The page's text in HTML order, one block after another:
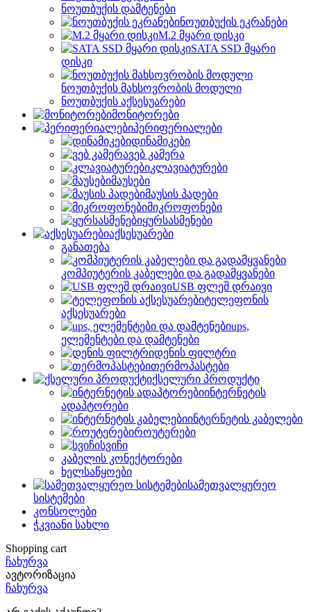
ნოუთბუქის დამტენები
ნოუთბუქის ეკრანები
M.2 მყარი დისკი
SATA SSD მყარი
დისკი
ნოუთბუქის მახსოვრობის მოდული
ნოუთბუქის აქსესუარები
მონიტორები
პერიფერიალები
დინამიკები
ვებ კამერა
კლავიატურები
მაუსები
მაუსის პადები
მიკროფონები
ყურსასმენები
აქსესუარები
განათება
კომპიუტერის კაბელები და გადამყვანები
USB ფლეშ დრაივი
ტელეფონის
აქსესუარები
ups,
ელემენტები და დამტენები
დენის ფილტრი
თერმოპასტები
ქსელური პროდუქტი
ინტერნეტის
ადაპტორები
ინტერნეტის კაბელები
როუტერები
სვიჩი
კაბელის კონექტორები
ხელსაწყოები
სამეთვალყურეო
სისტემები
კონსოლები
ჭკვიანი სახლი
Shopping cart
ჩახურვა
ავტორიზაცია
ჩახურვა